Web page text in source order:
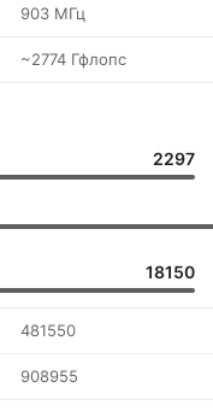
903 МГц
~2774 Гфлопс
2297
18150
481550
908955